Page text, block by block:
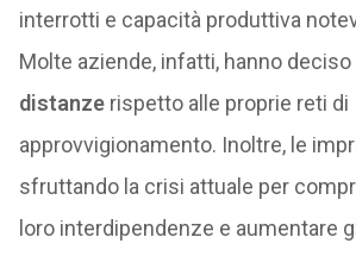
interrotti e capacità produttiva
Molte aziende, infatti, hanno deciso
distanzerispetto alle proprie reti di
approvvigionamento. Inoltre, le
sfruttando la crisi attuale per
loro interdipendenze e aumentare